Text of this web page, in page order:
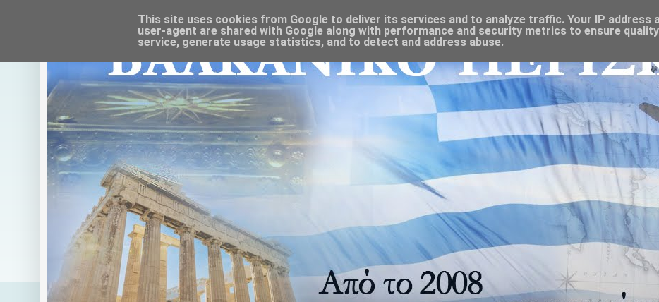
This site uses cookies from Google to deliver its services and to analyze traffic. Your IP address
user-agent are shared with Google along with performance and security metrics to ensure
service, generate usage statistics, and to detect and address abuse.